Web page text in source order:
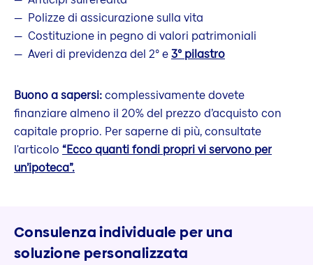
Polizze di assicurazione sulla vita
Costituzione in pegno di valori patrimoniali
Averi di previdenza del 2° e3° pilastro
Buono a sapersi:complessivamente dovete
finanziare almeno il 20% del prezzo d’acquisto con
capitale proprio. Per saperne di più, consultate
l'articolo “Ecco quanti fondi propri vi servono per
un’ipoteca”.
Consulenza individuale per una
soluzione personalizzata